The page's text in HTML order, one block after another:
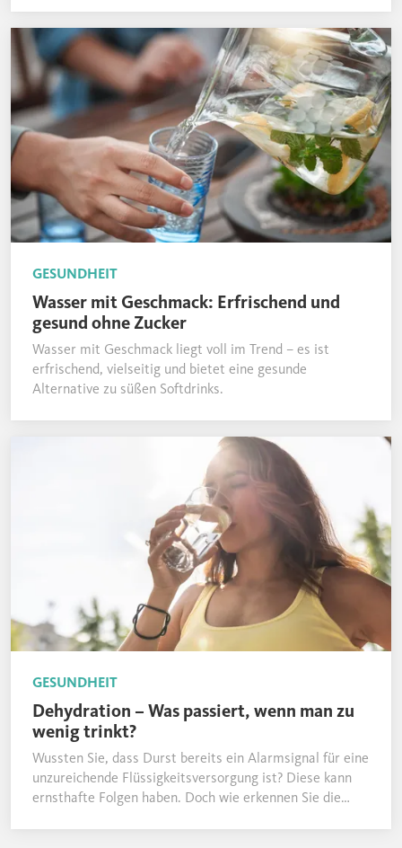
GESUNDHEIT
Wasser mit Geschmack: Erfrischend und
gesund ohne Zucker
Wasser mit Geschmack liegt voll im Trend – es ist
erfrischend, vielseitig und bietet eine gesunde
Alternative zu süßen Softdrinks.
GESUNDHEIT
Dehydration – Was passiert, wenn man zu
wenig trinkt?
Wussten Sie, dass Durst bereits ein Alarmsignal für eine
unzureichende Flüssigkeitsversorgung ist? Diese kann
ernsthafte Folgen haben. Doch wie erkennen Sie die